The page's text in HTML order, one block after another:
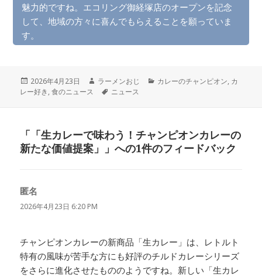
魅力的ですね。エコリング御経塚店のオープンを記念
して、地域の方々に喜んでもらえることを願っていま
す。
投
稿
2026年4月23日
作
成
ラーメンおじ
カ
カレーのチャンピオン, カ
レー好き,食のニュース
タ
ニュース
「「生カレーで味わう！チャンピオンカレーの
新たな価値提案」」への1件のフィードバック
匿名
り:
2026年4月23日 6:20 PM
チャンピオンカレーの新商品「生カレー」は、レトルト
特有の風味が苦手な方にも好評のチルドカレーシリーズ
をさらに進化させたもののようですね。新しい「生カレ